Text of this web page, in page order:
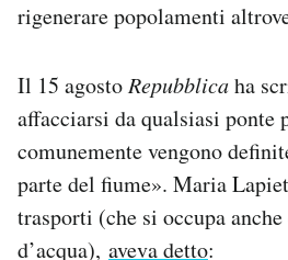
rigenerare popolamenti
Il 15 agostoRepubblicaha
affacciarsi da qualsiasi ponte
comunemente vengono
parte del fiume». Maria
trasporti (che si occupa
d’acqua), aveva detto: